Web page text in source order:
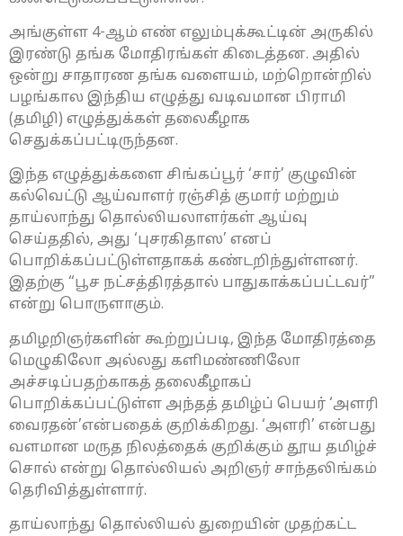
அங்குள்ள 4-ஆம் எண் எலும்புக்கூட்டின் அருகில்
இரண்டு தங்க மோதிரங்கள் கிடைத்தன. அதில்
ஒன்று சாதாரண தங்க வளையம், மற்றொன்றில்
பழங்கால இந்திய எழுத்து வடிவமான பிராமி
(தமிழி) எழுத்துக்கள் தலைகீழாக
செதுக்கப்பட்டிருந்தன.
இந்த எழுத்துக்களை சிங்கப்பூர் ‘சார்’ குழுவின்
கல்வெட்டு ஆய்வாளர் ரஞ்சித் குமார் மற்றும்
தாய்லாந்து தொல்லியலாளர்கள் ஆய்வு
செய்ததில், அது ‘புசரகிதாஸ’ எனப்
பொறிக்கப்பட்டுள்ளதாகக் கண்டறிந்துள்ளனர்.
இதற்கு “பூச நட்சத்திரத்தால் பாதுகாக்கப்பட்டவர்”
என்று பொருளாகும்.
தமிழறிஞர்களின் கூற்றுப்படி, இந்த மோதிரத்தை
மெழுகிலோ அல்லது களிமண்ணிலோ
அச்சடிப்பதற்காகத் தலைகீழாகப்
பொறிக்கப்பட்டுள்ள அந்தத் தமிழ்ப் பெயர் ‘அளரி
வைரதன்’என்பதைக் குறிக்கிறது. ‘அளரி’ என்பது
வளமான மருத நிலத்தைக் குறிக்கும் தூய தமிழ்ச்
சொல் என்று தொல்லியல் அறிஞர் சாந்தலிங்கம்
தெரிவித்துள்ளார்.
தாய்லாந்து தொல்லியல் துறையின் முதற்கட்ட